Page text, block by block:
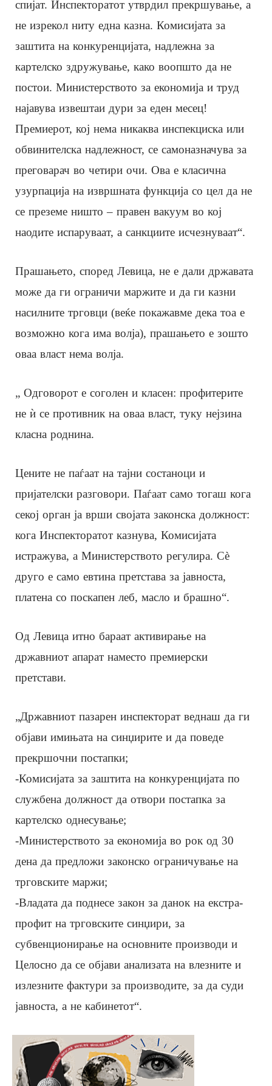
спијат. Инспекторатот утврдил прекршување, а
не изрекол ниту една казна. Комисијата за
заштита на конкуренцијата, надлежна за
картелско здружување, како воопшто да не
постои. Министерството за економија и труд
најавува извештаи дури за еден месец!
Премиерот, кој нема никаква инспекциска или
обвинителска надлежност, се самоназначува за
преговарач во четири очи. Ова е класична
узурпација на извршната функција со цел да не
се преземе ништо – правен вакуум во кој
наодите испаруваат, а санкциите исчезнуваат“.
Прашањето, според Левица, не е дали државата
може да ги ограничи маржите и да ги казни
насилните трговци (веќе покажавме дека тоа е
возможно кога има волја), прашањето е зошто
оваа власт нема волја.
„ Одговорот е соголен и класен: профитерите
не ѝ се противник на оваа власт, туку нејзина
класна роднина.
Цените не паѓаат на тајни состаноци и
пријателски разговори. Паѓаат само тогаш кога
секој орган ја врши својата законска должност:
кога Инспекторатот казнува, Комисијата
истражува, а Министерството регулира. Сè
друго е само евтина претстава за јавноста,
платена со поскапен леб, масло и брашно“.
Од Левица итно бараат активирање на
државниот апарат наместо премиерски
претстави.
„Државниот пазарен инспекторат веднаш да ги
објави имињата на синџирите и да поведе
прекршочни постапки;
-Комисијата за заштита на конкуренцијата по
службена должност да отвори постапка за
картелско однесување;
-Министерството за економија во рок од 30
дена да предложи законско ограничување на
трговските маржи;
-Владата да поднесе закон за данок на екстра-
профит на трговските синџири, за
субвенционирање на основните производи и
Целосно да се објави анализата на влезните и
излезните фактури за производите, за да суди
јавноста, а не кабинетот“.